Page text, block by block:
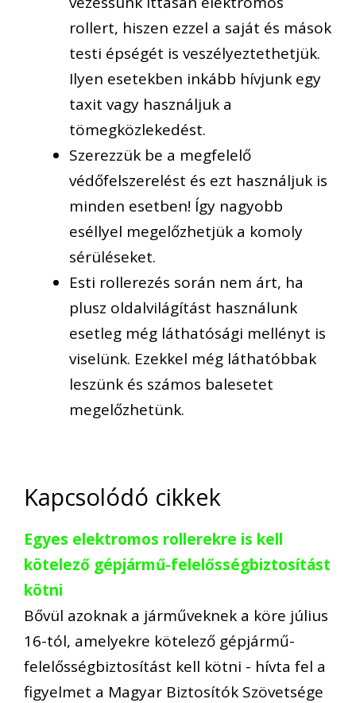
rollert, hiszen ezzel a saját és mások
testi épségét is veszélyeztethetjük.
Ilyen esetekben inkább hívjunk egy
taxit vagy használjuk a
tömegközlekedést.
Szerezzük be a megfelelő
védőfelszerelést és ezt használjuk is
minden esetben! Így nagyobb
eséllyel megelőzhetjük a komoly
sérüléseket.
Esti rollerezés során nem árt, ha
plusz oldalvilágítást használunk
esetleg még láthatósági mellényt is
viselünk. Ezekkel még láthatóbbak
leszünk és számos balesetet
megelőzhetünk.
Kapcsolódó cikkek
Egyes elektromos rollerekre is kell
kötelező gépjármű-felelősségbiztosítást
kötni
Bővül azoknak a járműveknek a köre július
16-tól, amelyekre kötelező gépjármű-
felelősségbiztosítást kell kötni - hívta fel a
figyelmet a Magyar Biztosítók Szövetsége